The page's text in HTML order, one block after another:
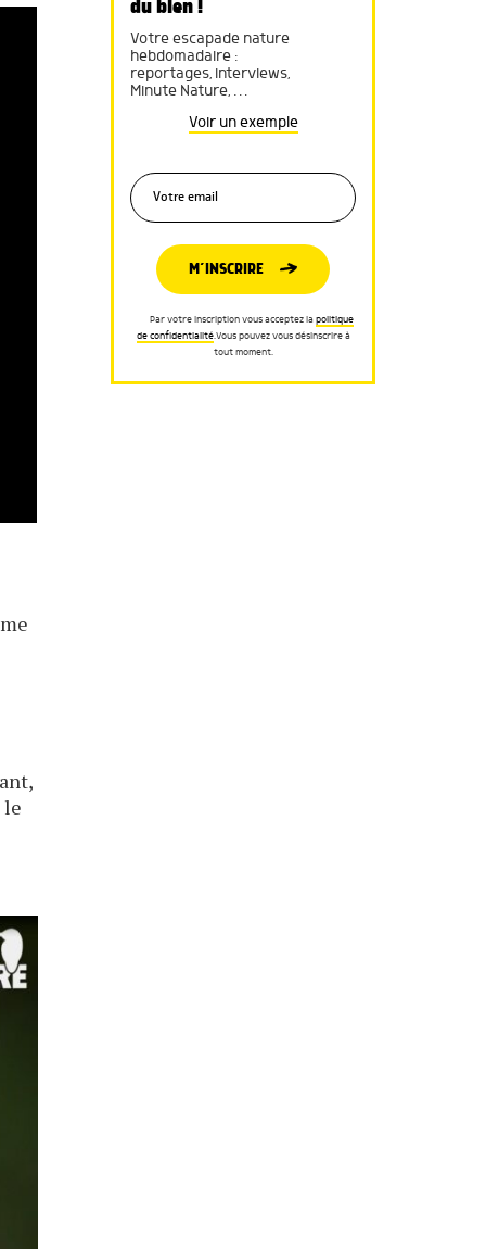
le
du bien !
Votre escapade nature
hebdomadaire :
reportages, interviews,
Minute Nature, …
Voir un exemple
M’INSCRIRE
Par votre inscription vous acceptez la politique
de confidentialité.Vous pouvez vous désinscrire à
tout moment.